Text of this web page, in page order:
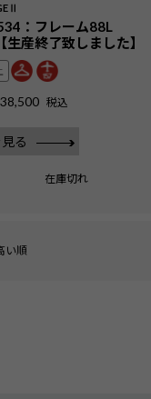
：フレーム88L
生産終了致しました】
38,500 税込
る
在庫切れ
い順